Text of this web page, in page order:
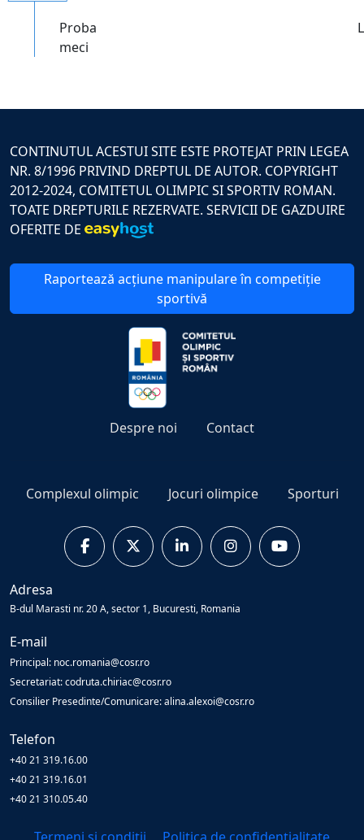
Proba
meci
CONTINUTUL ACESTUI SITE ESTE PROTEJAT PRIN LEGEA
NR. 8/1996 PRIVIND DREPTUL DE AUTOR. COPYRIGHT
2012-2024, COMITETUL OLIMPIC SI SPORTIV ROMAN.
TOATE DREPTURILE REZERVATE. SERVICII DE GAZDUIRE
OFERITE DE
Raportează acțiune manipulare în competiție
sportivă
Despre noi Contact
Complexul olimpic Jocuri olimpice Sporturi
Adresa
B-dul Marasti nr. 20 A, sector 1, Bucuresti, Romania
E-mail
Principal: noc.romania@cosr.ro
Secretariat: codruta.chiriac@cosr.ro
Consilier Presedinte/Comunicare: alina.alexoi@cosr.ro
Telefon
+40 21 319.16.00
+40 21 319.16.01
+40 21 310.05.40